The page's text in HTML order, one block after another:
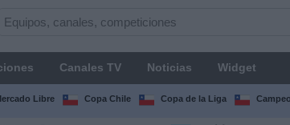
Canales TV Noticias Widget
Libre Copa Chile Copa de la Liga